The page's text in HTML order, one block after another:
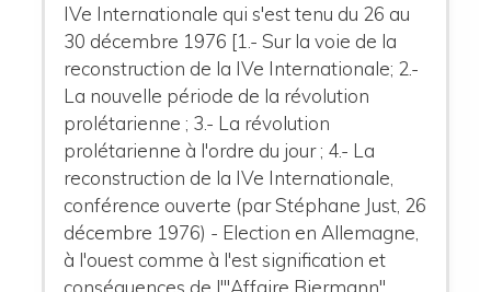
IVe Internationale qui s'est tenu du 26 au
30 décembre 1976 [1.- Sur la voie de la
reconstruction de la IVe Internationale; 2.-
La nouvelle période de la révolution
prolétarienne ; 3.- La révolution
prolétarienne à l'ordre du jour ; 4.- La
reconstruction de la IVe Internationale,
conférence ouverte (par Stéphane Just, 26
décembre 1976) - Election en Allemagne,
à l'ouest comme à l'est signification et
conséquences de l'"Affaire Biermann"